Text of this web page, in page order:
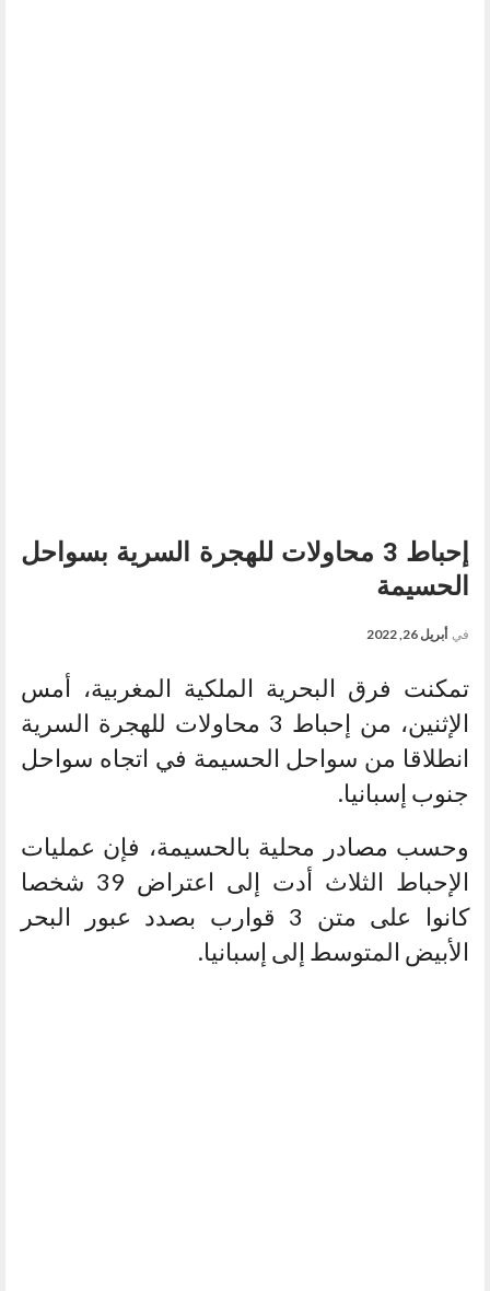
إحباط 3 محاولات للهجرة السرية بسواحل
الحسيمة
في أبريل 26, 2022
تمكنت فرق البحرية الملكية المغربية، أمس
الإثنين، من إحباط 3 محاولات للهجرة السرية
انطلاقا من سواحل الحسيمة في اتجاه سواحل
جنوب إسبانيا.
وحسب مصادر محلية بالحسيمة، فإن عمليات
الإحباط الثلاث أدت إلى اعتراض 39 شخصا
كانوا على متن 3 قوارب بصدد عبور البحر
الأبيض المتوسط إلى إسبانيا.